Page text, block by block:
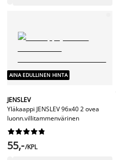
AINA EDULLINEN HINTA
JENSLEV
Yläkaappi JENSLEV 96x40 2 ovea
luonn.villitammenvärinen






55,-/KPL